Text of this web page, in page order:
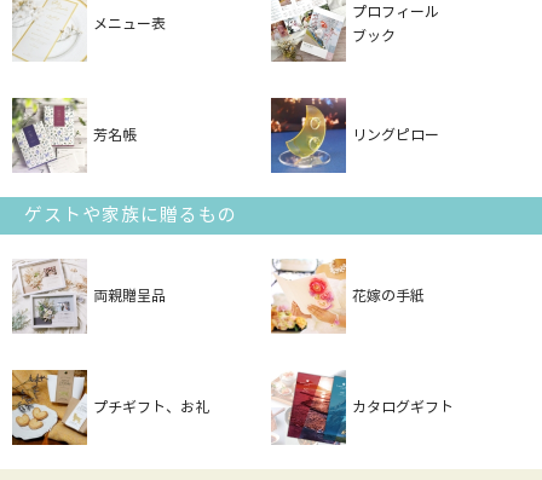
メニュー表
プロフィール
ブック
芳名帳 リングピロー
ゲストや家族に贈るもの
両親贈呈品 花嫁の手紙
プチギフト、お礼 カタログギフト